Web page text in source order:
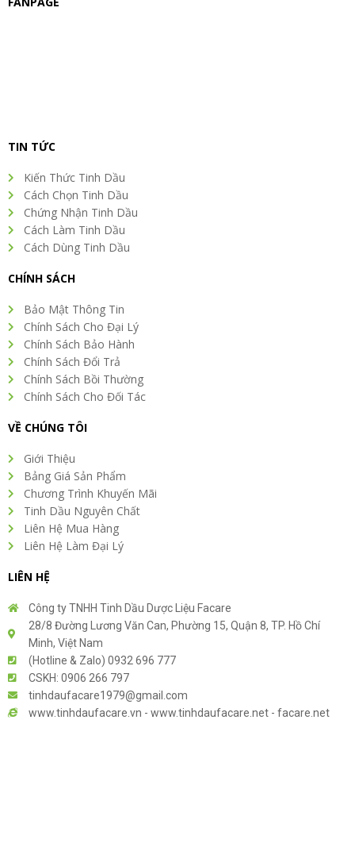
TIN TỨC
Kiến Thức Tinh Dầu
Cách Chọn Tinh Dầu
Chứng Nhận Tinh Dầu
Cách Làm Tinh Dầu
Cách Dùng Tinh Dầu
CHÍNH SÁCH
Bảo Mật Thông Tin
Chính Sách Cho Đại Lý
Chính Sách Bảo Hành
Chính Sách Đổi Trả
Chính Sách Bồi Thường
Chính Sách Cho Đối Tác
VỀ CHÚNG TÔI
Giới Thiệu
Bảng Giá Sản Phẩm
Chương Trình Khuyến Mãi
Tinh Dầu Nguyên Chất
Liên Hệ Mua Hàng
Liên Hệ Làm Đại Lý
LIÊN HỆ
Công ty TNHH Tinh Dầu Dược Liệu Facare
28/8 Đường Lương Văn Can, Phường 15, Quận 8, TP. Hồ Chí
Minh, Việt Nam
(Hotline & Zalo) 0932 696 777
CSKH: 0906 266 797
tinhdaufacare1979@gmail.com
www.tinhdaufacare.vn - www.tinhdaufacare.net - facare.net